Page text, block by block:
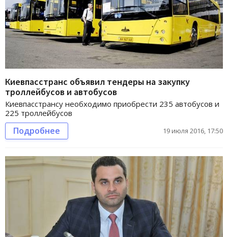
Киевпасстранс объявил тендеры на закупку
троллейбусов и автобусов
Киевпасстрансу необходимо приобрести 235 автобусов и
225 троллейбусов
Подробнее 19 июля 2016, 17:50